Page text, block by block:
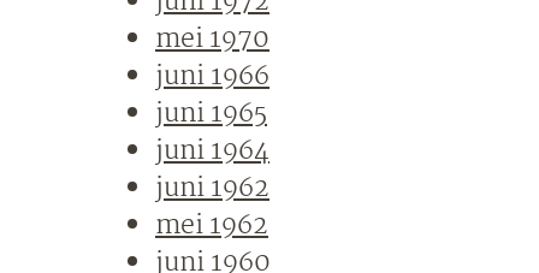
mei 1970
juni 1966
juni 1965
juni 1964
juni 1962
mei 1962
juni 1960